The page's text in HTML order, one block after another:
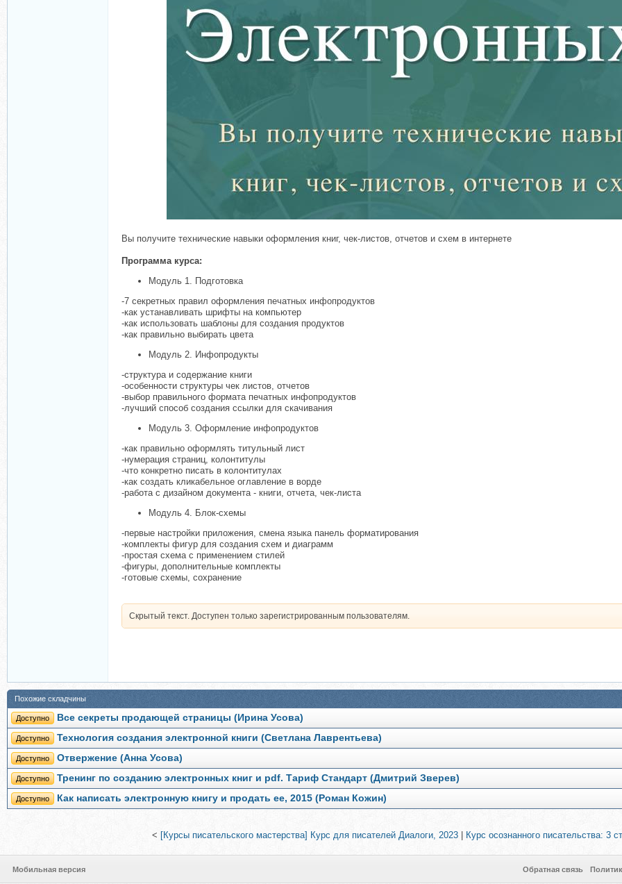
Вы получите технические навыки оформления книг, чек-листов, отчетов и схем в интернете
Программа курса:
Модуль 1. Подготовка
-7 секретных правил оформления печатных инфопродуктов
-как устанавливать шрифты на компьютер
-как использовать шаблоны для создания продуктов
-как правильно выбирать цвета
Модуль 2. Инфопродукты
-структура и содержание книги
-особенности структуры чек листов, отчетов
-выбор правильного формата печатных инфопродуктов
-лучший способ создания ссылки для скачивания
Модуль 3. Оформление инфопродуктов
-как правильно оформлять титульный лист
-нумерация страниц, колонтитулы
-что конкретно писать в колонтитулах
-как создать кликабельное оглавление в ворде
-работа с дизайном документа - книги, отчета, чек-листа
Модуль 4. Блок-схемы
-первые настройки приложения, смена языка панель форматирования
-комплекты фигур для создания схем и диаграмм
-простая схема с применением стилей
-фигуры, дополнительные комплекты
-готовые схемы, сохранение
Скрытый текст. Доступен только зарегистрированным пользователям.
Похожие складчины
Доступно Все секреты продающей страницы (Ирина Усова)
Доступно Технология создания электронной книги (Светлана Лаврентьева)
Доступно Отвержение (Анна Усова)
Доступно Тренинг по созданию электронных книг и pdf. Тариф Стандарт (Дмитрий Зверев)
Доступно Как написать электронную книгу и продать ее, 2015 (Роман Кожин)
< [Курсы писательского мастерства] Курс для писателей Диалоги, 2023| Курс осознанного писательства: 3
Мобильная версия Обратная связь